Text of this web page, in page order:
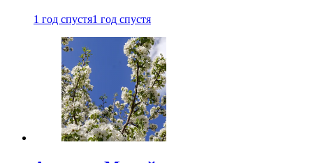
1 год спустя1 год спустя